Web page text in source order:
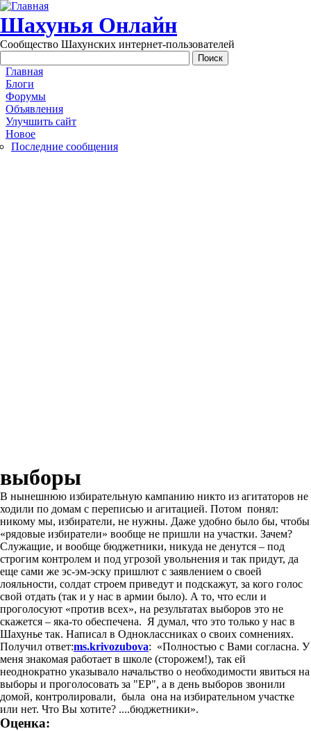
Перейти к основному содержанию
Шахунья Онлайн
Сообщество Шахунских интернет-пользователей
Main menu
Главная
Блоги
Форумы
Объявления
Улучшить сайт
Новое
Последние сообщения
выборы
В нынешнюю избирательную кампанию никто из агитаторов не
ходили по домам с переписью и агитацией. Потом понял:
никому мы, избиратели, не нужны. Даже удобно было бы, чтобы
«рядовые избиратели» вообще не пришли на участки. Зачем?
Служащие, и вообще бюджетники, никуда не денутся – под
строгим контролем и под угрозой увольнения и так придут, да
еще сами же эс-эм-эску пришлют с заявлением о своей
лояльности, солдат строем приведут и подскажут, за кого голос
свой отдать (так и у нас в армии было). А то, что если и
проголосуют «против всех», на результатах выборов это не
скажется – яка-то обеспечена. Я думал, что это только у нас в
Шахунье так. Написал в Одноклассниках о своих сомнениях.
Получил ответ:ms.krivozubova: «Полностью с Вами согласна. У
меня знакомая работает в школе (сторожем!), так ей
неоднократно указывало начальство о необходимости явиться на
выборы и проголосовать за "ЕР", а в день выборов звонили
домой, контролировали, была она на избирательном участке
или нет. Что Вы хотите? ....бюджетники».
Оценка: